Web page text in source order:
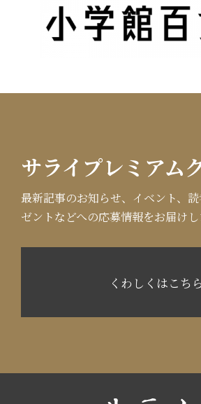
サライプレミアム
最新記事のお知らせ、イベント、
ゼントなどへの応募情報をお届けし
くわしくはこちら